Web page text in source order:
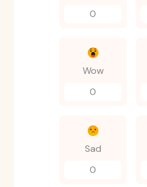
0
Wow
0
Sad
0